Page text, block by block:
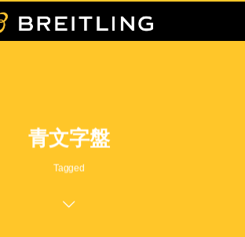
青文字盤
Tagged